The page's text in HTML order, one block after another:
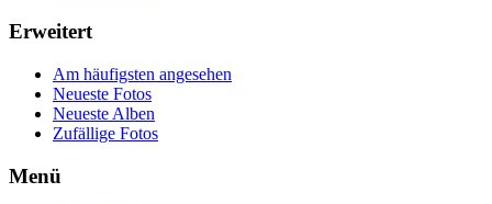
Erweitert
Am häufigsten angesehen
Neueste Fotos
Neueste Alben
Zufällige Fotos
Menü